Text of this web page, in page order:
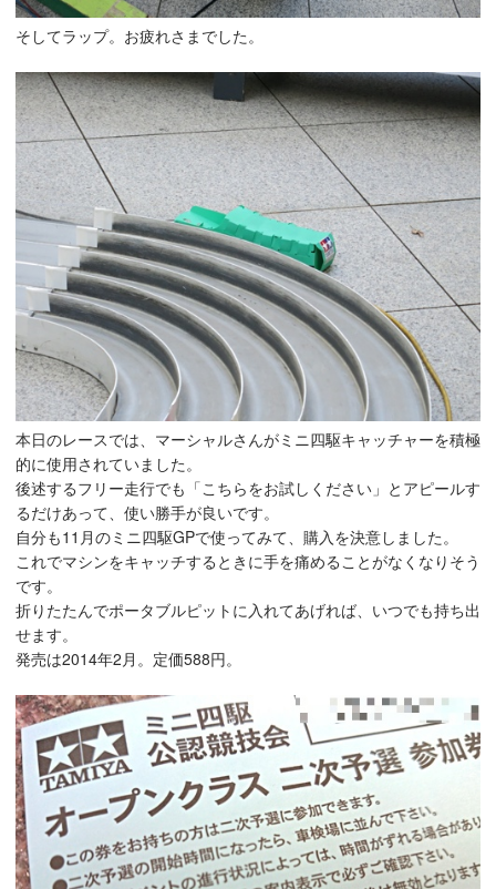
そしてラップ。お疲れさまでした。
本日のレースでは、マーシャルさんがミニ四駆キャッチャーを積極
的に使用されていました。
後述するフリー走行でも「こちらをお試しください」とアピールす
るだけあって、使い勝手が良いです。
自分も11月のミニ四駆GPで使ってみて、購入を決意しました。
これでマシンをキャッチするときに手を痛めることがなくなりそう
です。
折りたたんでポータブルピットに入れてあげれば、いつでも持ち出
せます。
発売は2014年2月。定価588円。